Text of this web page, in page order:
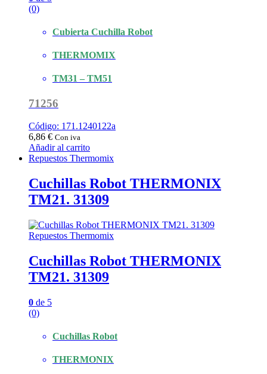
(0)
Cubierta Cuchilla Robot
THERMOMIX
TM31 – TM51
71256
Código: 171.1240122a
6,86 € Con iva
Añadir al carrito
Repuestos Thermomix
Cuchillas Robot THERMONIX
TM21. 31309
Repuestos Thermomix
Cuchillas Robot THERMONIX
TM21. 31309
0 de 5
(0)
Cuchillas Robot
THERMONIX